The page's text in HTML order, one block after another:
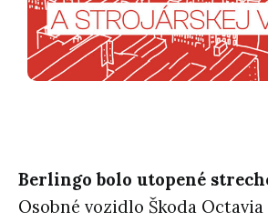
Berlingo bolo utopené
Osobné vozidlo Škoda